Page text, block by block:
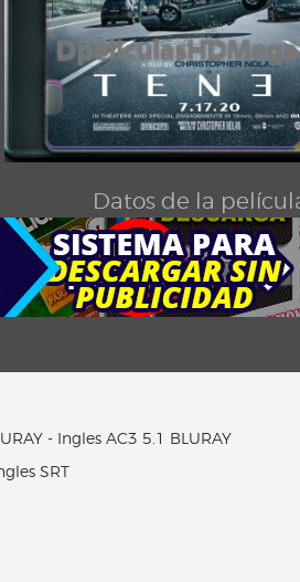
Datos de la
- Ingles AC3 5.1 BLURAY
SRT